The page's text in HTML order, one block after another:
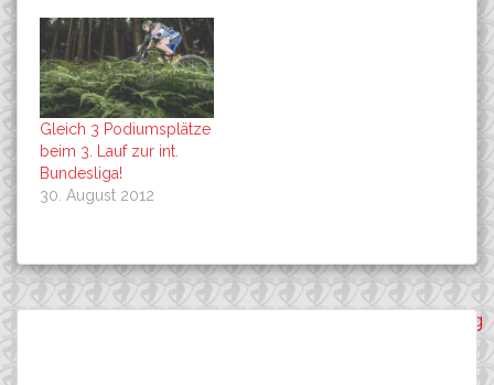
Gleich 3 Podiumsplätze
beim 3. Lauf zur int.
Bundesliga!
30. August 2012
velototal.de….Pressemeldung